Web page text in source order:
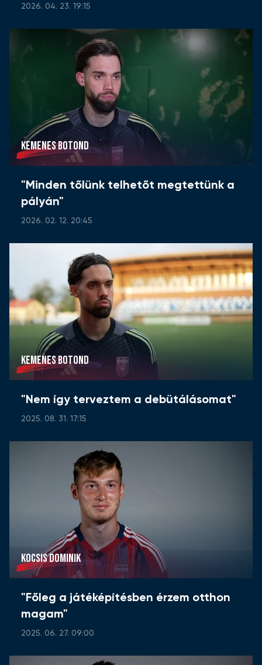
2026. 04. 23. 19:15
KEMENES BOTOND
"Minden tőlünk telhetőt megtettünk a
pályán"
2026. 02. 12. 20:45
KEMENES BOTOND
"Nem így terveztem a debütálásomat"
2025. 08. 31. 17:15
KOCSIS DOMINIK
"Főleg a játéképítésben érzem otthon
magam"
2025. 06. 27. 09:00